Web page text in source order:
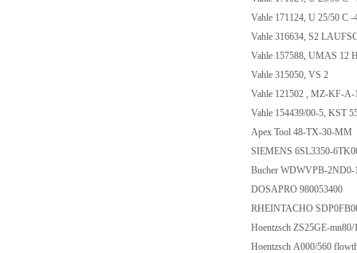
Vahle 171124, U 25/50 C
Vahle 316634, S2
Vahle 157588, UMAS 12
Vahle 315050, VS 2
Vahle 121502 , MZ-KF-
Vahle 154439/00-5, KST
Apex Tool 48-TX-30-MM
SIEMENS 6SL3350-
Bucher WDWVPB-
DOSAPRO 980053400
RHEINTACHO
Hoentzsch ZS25GE-
Hoentzsch A000/560